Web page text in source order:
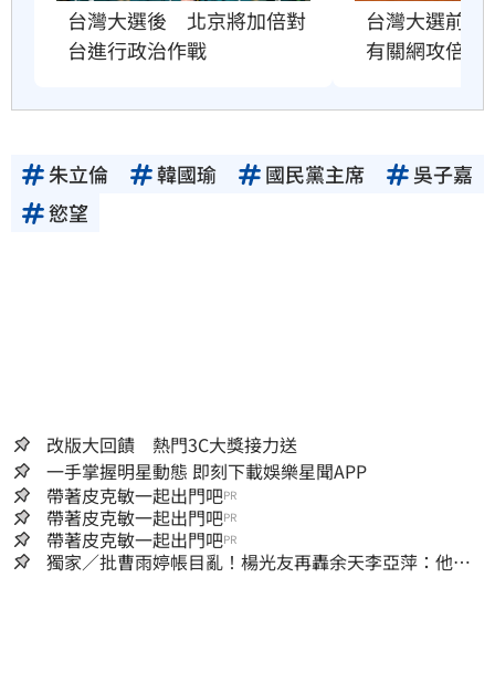
台灣大選後　北京將加倍對
台進行政治作戰
台灣大選前
有關網攻倍增
朱立倫 韓國瑜 國民黨主席
吳子嘉
慾望
改版大回饋 熱門3C大獎接力送
一手掌握明星動態 即刻下載娛樂星聞APP
帶著皮克敏一起出門吧PR
帶著皮克敏一起出門吧PR
帶著皮克敏一起出門吧PR
獨家／批曹雨婷帳目亂！楊光友再轟余天李亞萍：他們